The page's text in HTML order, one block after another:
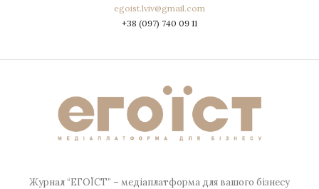
egoist.lviv@gmail.com
+38 (097) 740 09 11
Журнал “ЕГОЇСТ” – медіаплатформа для вашого бізнесу